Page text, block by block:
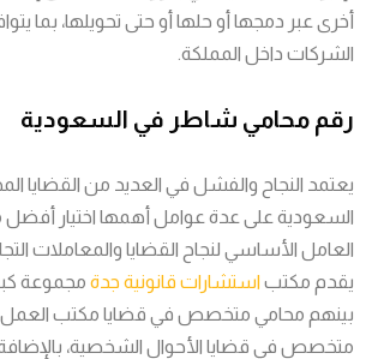
أخرى عبر دمجها أو حلها أو حتى تحويلها، بما
الشركات داخل المملكة.
رقم محامي شاطر في السعودية
يعتمد النجاح والفشل في العديد من القضايا
السعودية على عدة عوامل أهمها اختيار
العامل الأساسي لنجاح القضايا والمعاملات
يقدم مكتب استشارات قانونية جدة مجموعة
بينهم محامي متخصص في قضايا مكتب العمل،
متخصص في قضايا الأحوال الشخصية،